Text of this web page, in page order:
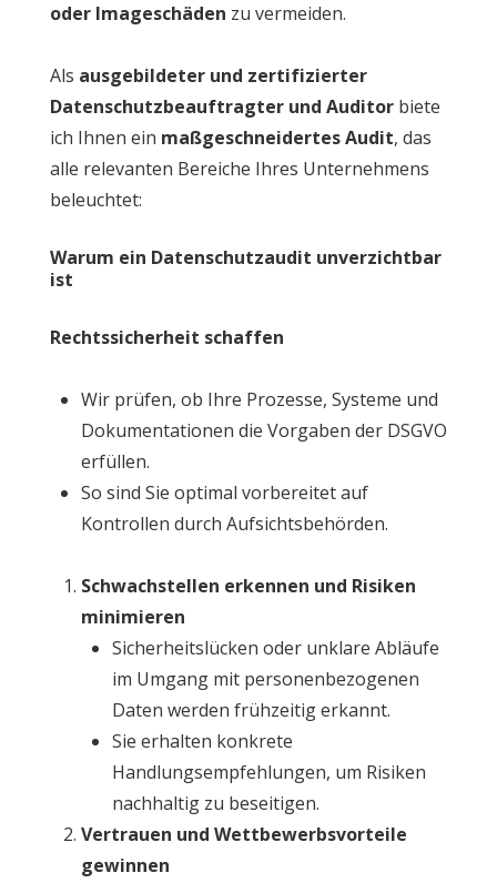
oder Imageschäden zu vermeiden.
Als ausgebildeter und zertifizierter
Datenschutzbeauftragter und Auditor biete
ich Ihnen ein maßgeschneidertes Audit, das
alle relevanten Bereiche Ihres Unternehmens
beleuchtet:
Warum ein Datenschutzaudit unverzichtbar
ist
Rechtssicherheit schaffen
Wir prüfen, ob Ihre Prozesse, Systeme und
Dokumentationen die Vorgaben der DSGVO
erfüllen.
So sind Sie optimal vorbereitet auf
Kontrollen durch Aufsichtsbehörden.
Schwachstellen erkennen und Risiken
minimieren
Sicherheitslücken oder unklare Abläufe
im Umgang mit personenbezogenen
Daten werden frühzeitig erkannt.
Sie erhalten konkrete
Handlungsempfehlungen, um Risiken
nachhaltig zu beseitigen.
Vertrauen und Wettbewerbsvorteile
gewinnen